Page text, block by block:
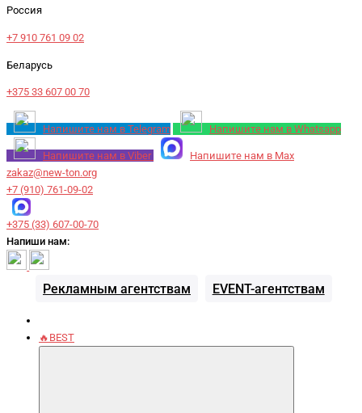
Россия
+7 910 761 09 02
Беларусь
+375 33 607 00 70
Напишите нам в Telegram Напишите нам в Whatsapp
Напишите нам в Viber
Напишите нам в Max
zakaz@new-ton.org
+7 (910) 761-09-02
+375 (33) 607-00-70
Напиши нам:
Рекламным агентствам EVENT-агентствам
🔥BEST